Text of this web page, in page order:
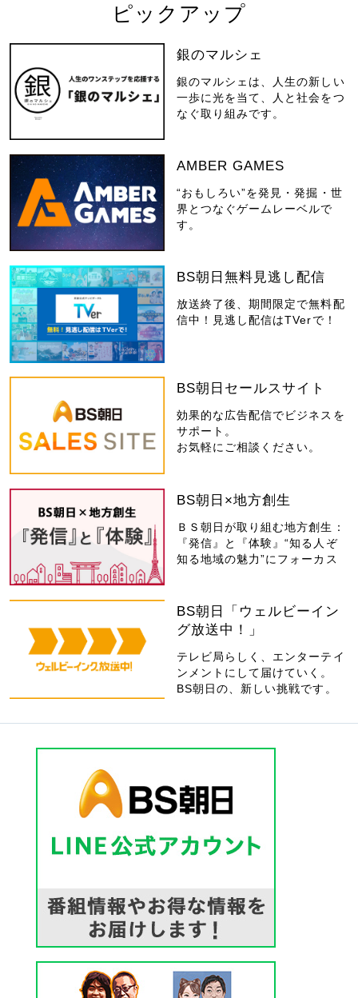
ピックアップ
銀のマルシェ
銀のマルシェは、人生の新しい
一歩に光を当て、人と社会をつ
なぐ取り組みです。
AMBER GAMES
“おもしろい”を発見・発掘・世
界とつなぐゲームレーベルで
す。
BS朝日無料見逃し配信
放送終了後、期間限定で無料配
信中！見逃し配信はTVerで！
BS朝日セールスサイト
効果的な広告配信でビジネスを
サポート。
お気軽にご相談ください。
BS朝日×地方創生
ＢＳ朝日が取り組む地方創生：
『発信』と『体験』“知る人ぞ
知る地域の魅力”にフォーカス
BS朝日「ウェルビーイン
グ放送中！」
テレビ局らしく、エンターテイ
ンメントにして届けていく。
BS朝日の、新しい挑戦です。